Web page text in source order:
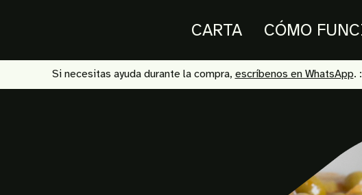
CARTA CÓMO
Si necesitas ayuda durante la compra, escríbenos en WhatsApp.